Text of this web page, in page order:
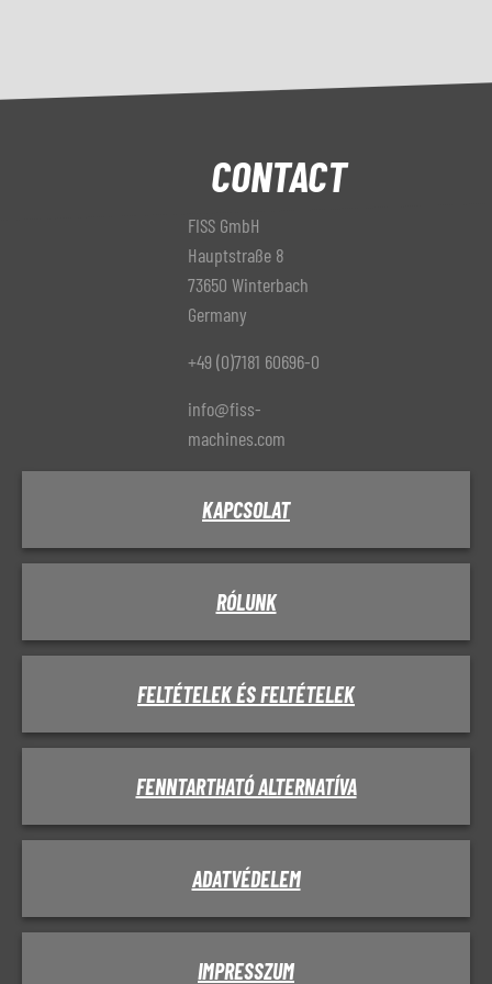
CONTACT
FISS GmbH
Hauptstraße 8
73650 Winterbach
Germany
+49 (0)7181 60696-0
info@fiss-
machines.com
KAPCSOLAT
RÓLUNK
FELTÉTELEK ÉS FELTÉTELEK
FENNTARTHATÓ ALTERNATÍVA
ADATVÉDELEM
IMPRESSZUM